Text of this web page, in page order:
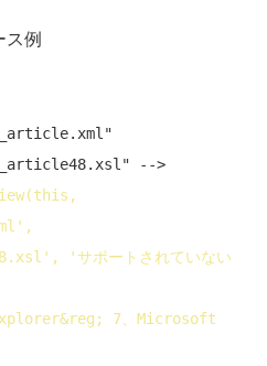
ス例
-->
'サポートされていない
7、Microsoft